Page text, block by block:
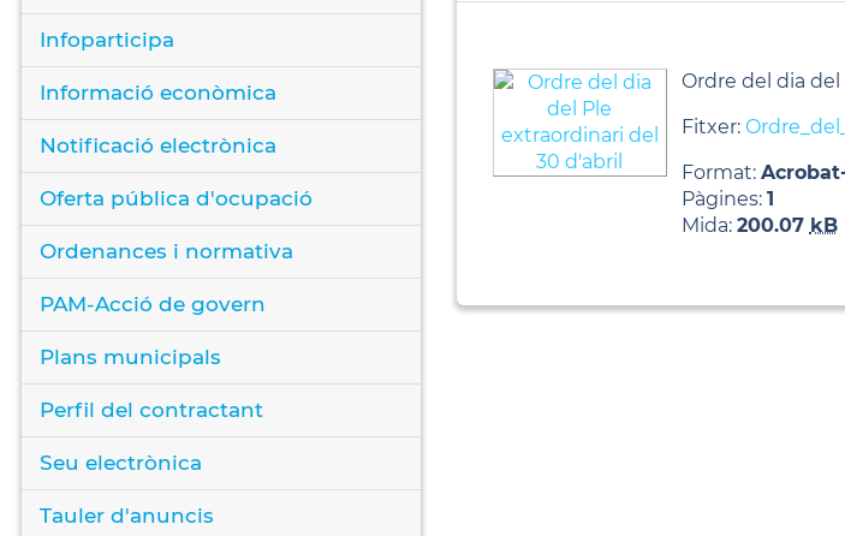
Infoparticipa
Informació econòmica
Notificació electrònica
Oferta pública d'ocupació
Ordenances i normativa
PAM-Acció de govern
Plans municipals
Perfil del contractant
Seu electrònica
Tauler d'anuncis
Ordre del dia
Fitxer:
Format:
Pàgines: 1
Mida: 200.07 kB